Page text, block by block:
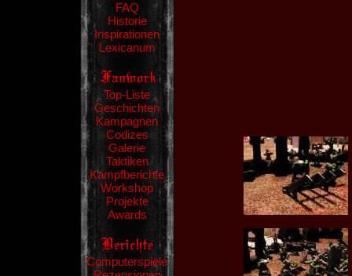
FAQ
Historie
Inspirationen
Lexicanum
Top-Liste
Geschichten
Kampagnen
Codizes
Galerie
Taktiken
Kampfberichte
Workshop
Projekte
Awards
Computerspiele